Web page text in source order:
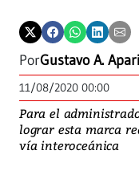
PorGustavo A.
11/08/2020 00:00
Para el
lograr esta marca
vía interoceánica